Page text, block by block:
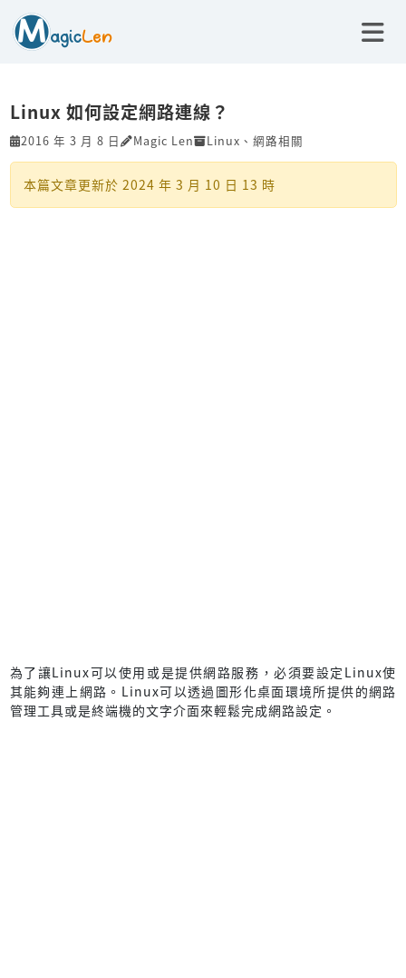
Linux 如何設定網路連線？
2016 年 3 月 8 日 Magic Len Linux 、 網路相關
本篇文章更新於 2024 年 3 月 10 日 13 時
為了讓Linux可以使用或是提供網路服務，必須要設定Linux使
其能夠連上網路。Linux可以透過圖形化桌面環境所提供的網路
管理工具或是終端機的文字介面來輕鬆完成網路設定。